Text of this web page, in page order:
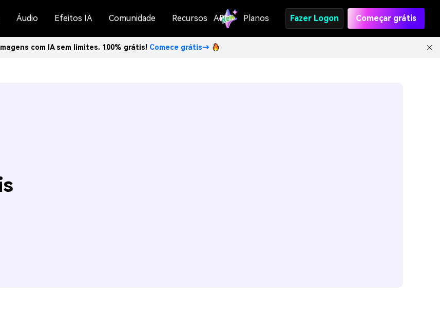
Áudio Efeitos IA Comunidade Recursos API Planos Fazer Logon Começar grátis
com IA sem limites. 100% grátis! Comece grátis→